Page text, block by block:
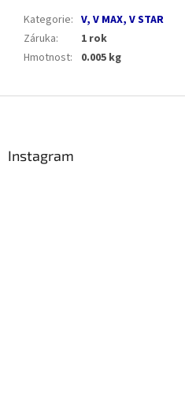
Kategorie: V, V MAX, V STAR
Záruka:
1 rok
Hmotnost: 0.005 kg
Instagram